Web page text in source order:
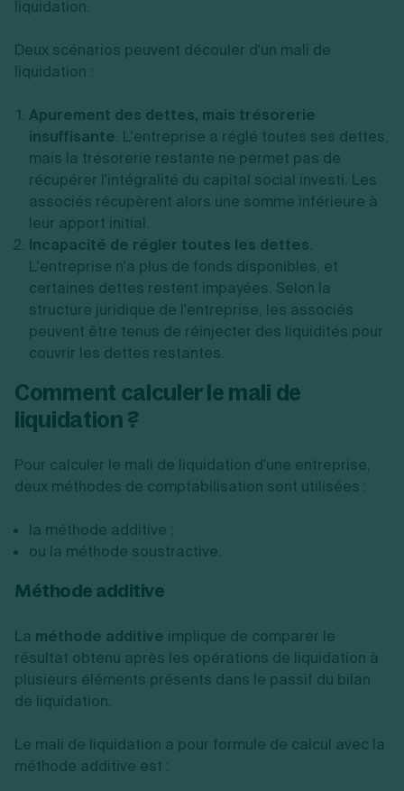
liquidation.
Deux scénarios peuvent découler d'un mali de
liquidation :
Apurement des dettes, mais trésorerie
insuffisante. L'entreprise a réglé toutes ses dettes,
mais la trésorerie restante ne permet pas de
récupérer l'intégralité du capital social investi. Les
associés récupèrent alors une somme inférieure à
leur apport initial.
Incapacité de régler toutes les dettes.
L'entreprise n'a plus de fonds disponibles, et
certaines dettes restent impayées. Selon la
structure juridique de l'entreprise, les associés
peuvent être tenus de réinjecter des liquidités pour
couvrir les dettes restantes.
Comment calculer le mali de
liquidation ?
Pour calculer le mali de liquidation d'une entreprise,
deux méthodes de comptabilisation sont utilisées :
la méthode additive ;
ou la méthode soustractive.
Méthode additive
La méthode additive implique de comparer le
résultat obtenu après les opérations de liquidation à
plusieurs éléments présents dans le passif du bilan
de liquidation.
Le mali de liquidation a pour formule de calcul avec la
méthode additive est :